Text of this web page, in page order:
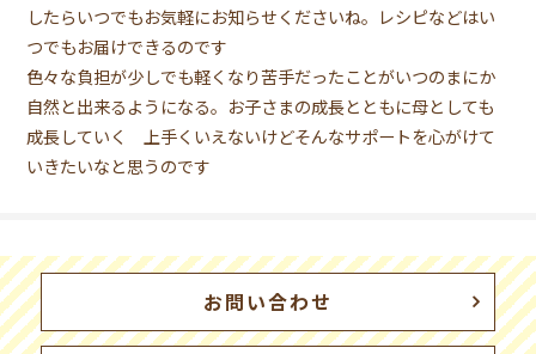
したらいつでもお気軽にお知らせくださいね。レシピなどはい
つでもお届けできるのです
色々な負担が少しでも軽くなり苦手だったことがいつのまにか
自然と出来るようになる。お子さまの成長とともに母としても
成長していく 上手くいえないけどそんなサポートを心がけて
いきたいなと思うのです
お問い合わせ